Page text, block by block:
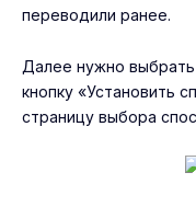
переводили ранее.
Далее нужно
кнопку «Установить
страницу выбора